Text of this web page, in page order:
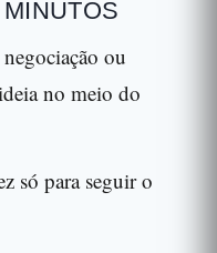
ou
no meio do
só para seguir o